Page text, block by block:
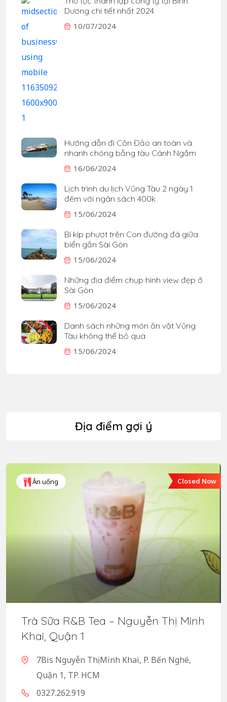
Dương chi tiết nhất 2024
10/07/2024
Hướng dẫn đi Côn Đảo an toàn và
nhanh chóng bằng tàu Cánh Ngầm
16/06/2024
Lịch trình du lịch Vũng Tàu 2 ngày 1
đêm với ngân sách 400k
15/06/2024
Bí kíp phượt trên Con đường đá giữa
biển gần Sài Gòn
15/06/2024
Những địa điểm chụp hình view đẹp ở
Sài Gòn
15/06/2024
Danh sách những món ăn vặt Vũng
Tàu không thể bỏ qua
15/06/2024
Địa điểm gợi ý
Ăn uống Closed Now
Trà Sữa R&B Tea – Nguyễn Thị Minh
Khai, Quận 1
7Bis Nguyễn Thị Minh Khai, P. Bến Nghé,
Quận 1, TP. HCM
0327.262.919